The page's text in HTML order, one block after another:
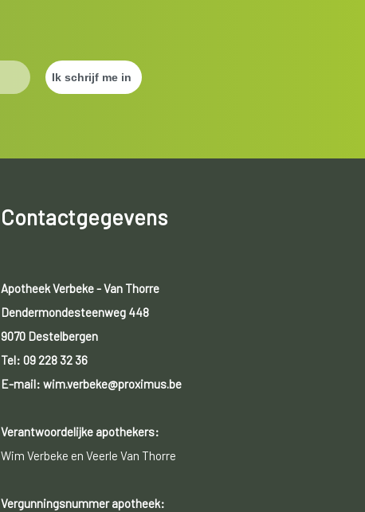
Contactgegevens
Apotheek Verbeke - Van Thorre
Dendermondesteenweg 448
9070 Destelbergen
Tel: 09 228 32 36
E-mail: wim.verbeke@proximus.be
Verantwoordelijke apothekers:
Wim Verbeke en Veerle Van Thorre
Vergunningsnummer apotheek: